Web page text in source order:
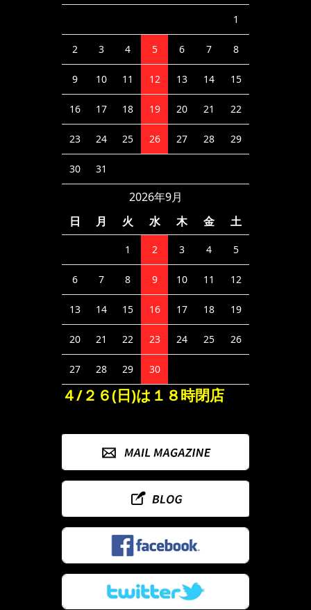
1
2 3 4 5 6 7 8
9 10 11 12 13 14 15
16 17 18 19 20 21 22
23 24 25 26 27 28 29
30 31
2026年9月
日
月 火 水 木 金 土
1 2 3 4 5
6 7 8 9 10 11 12
13 14 15 16 17 18 19
20 21 22 23 24 25 26
27 28 29 30
４/２６(日)は１８時閉店